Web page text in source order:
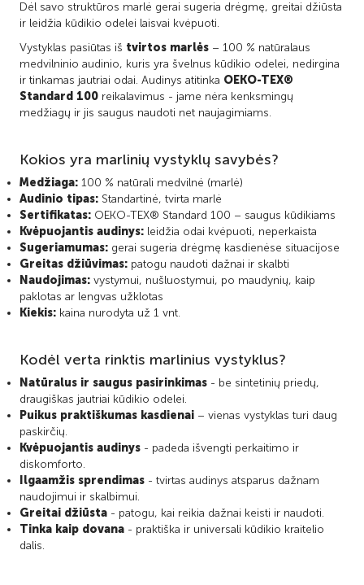
Dėl savo struktūros marlė gerai sugeria drėgmę, greitai džiūsta
ir leidžia kūdikio odelei laisvai kvėpuoti.
Vystyklas pasiūtas iš tvirtos marlės – 100 % natūralaus
medvilninio audinio, kuris yra švelnus kūdikio odelei, nedirgina
ir tinkamas jautriai odai. Audinys atitinka OEKO-TEX®
Standard 100 reikalavimus - jame nėra kenksmingų
medžiagų ir jis saugus naudoti net naujagimiams.
Kokios yra marlinių vystyklų savybės?
Medžiaga: 100 % natūrali medvilnė (marlė)
Audinio tipas: Standartinė, tvirta marlė
Sertifikatas: OEKO-TEX® Standard 100 – saugus kūdikiams
Kvėpuojantis audinys: leidžia odai kvėpuoti, neperkaista
Sugeriamumas: gerai sugeria drėgmę kasdienėse situacijose
Greitas džiūvimas: patogu naudoti dažnai ir skalbti
Naudojimas: vystymui, nušluostymui, po maudynių, kaip
paklotas ar lengvas užklotas
Kiekis: kaina nurodyta už 1 vnt.
Kodėl verta rinktis marlinius vystyklus?
Natūralus ir saugus pasirinkimas - be sintetinių priedų,
draugiškas jautriai kūdikio odelei.
Puikus praktiškumas kasdienai – vienas vystyklas turi daug
paskirčių.
Kvėpuojantis audinys - padeda išvengti perkaitimo ir
diskomforto.
Ilgaamžis sprendimas - tvirtas audinys atsparus dažnam
naudojimui ir skalbimui.
Greitai džiūsta - patogu, kai reikia dažnai keisti ir naudoti.
Tinka kaip dovana - praktiška ir universali kūdikio kraitelio
dalis.